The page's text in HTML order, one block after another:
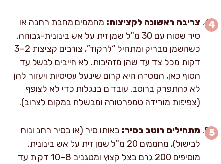
צריבה ראשונה לקציצות: מחממים מחבת רחבה או
סיר שטוח עם 30 מ"ל שמן זית על אש בינונית-גבוהה.
כשהשמן מבריק ומתחיל “לרקוד”, צורבים קציצות 2–3
דקות מכל צד עד שהן מזהיבות. לא חייבים לבשל עד
הסוף כאן, המטרה היא קרום שינעל עסיסיות ויעזור להן
לא להתפרק ברוטב. עובדים בנגלות כדי לא לצופף
(צפיפות מורידה טמפרטורה ומבשלת במקום לצרוב).
מתחילים רוטב בסיר: באותו סיר (או בסיר רחב ונוח
לבישול), מחממים 20 מ"ל שמן זית על אש בינונית.
מוסיפים 200 גרם בצל קצוץ ומטגנים 8–10 דקות עד